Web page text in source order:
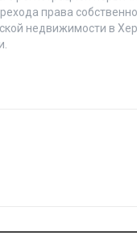
права
недвижимости в